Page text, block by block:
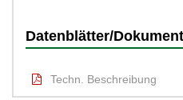
Datenblätter/
Techn. Beschreibung